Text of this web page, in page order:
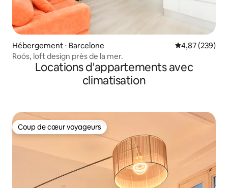
Hébergement ⋅ Barcelone Évaluation
4,87 (239)
Roós, loft design près de la mer.
Locations d'appartements avec
climatisation
Coup de cœur voyageurs
Coup de cœur voyageurs